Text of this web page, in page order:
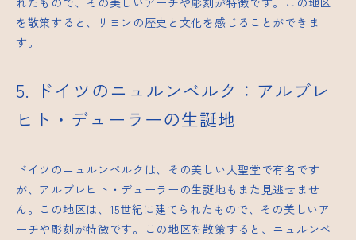
を散策すると、リヨンの歴史と文化を感じることができま
す。
5. ドイツのニュルンベルク：アルブレ
ヒト・デューラーの生誕地
ドイツのニュルンベルクは、その美しい大聖堂で有名です
が、アルブレヒト・デューラーの生誕地もまた見逃せませ
ん。この地区は、15世紀に建てられたもので、その美しいア
ーチや彫刻が特徴です。この地区を散策すると、ニュルンベ